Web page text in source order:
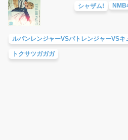
シャザム!
ルパンレンジャーVSパトレンジャーVSキ
トクサツガガガ